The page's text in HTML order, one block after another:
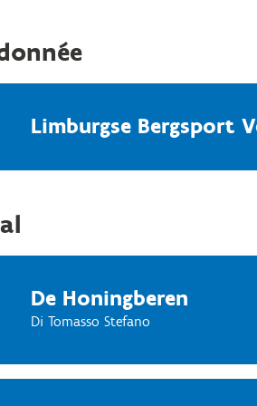
Limburgse Bergsport
De Honingberen
Di Tomasso Stefano